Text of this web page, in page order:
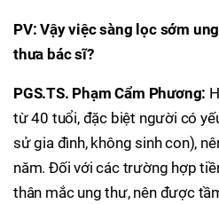
PV: Vậy việc sàng lọc sớm
thưa bác sĩ?
PGS.TS. Phạm Cẩm Phương:
từ 40 tuổi, đặc biệt người có
sử gia đình, không sinh con),
năm. Đối với các trường hợp
thân mắc ung thư, nên được